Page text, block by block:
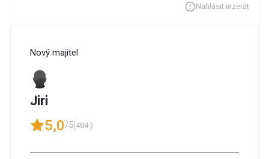
Nahlásit inzerát
Nový majitel
Jiri
5,0/5(484 )